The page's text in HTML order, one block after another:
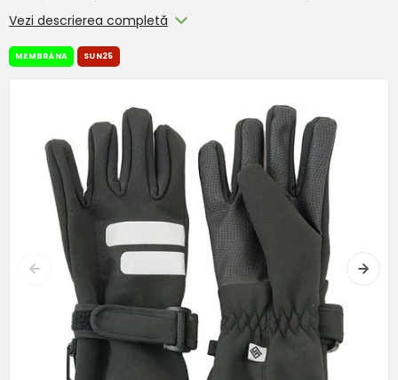
Vezi descrierea completă
MEMBRÁNA SUN25